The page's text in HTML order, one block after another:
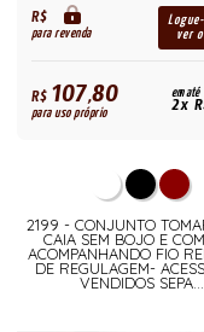
R$
para revenda
ver
R$107,80
para uso próprio
em até
2x
2199 - CONJUNTO
CAIA SEM BOJO E
ACOMPANHANDO FIO
DE REGULAGEM-
VENDIDOS SEPA...